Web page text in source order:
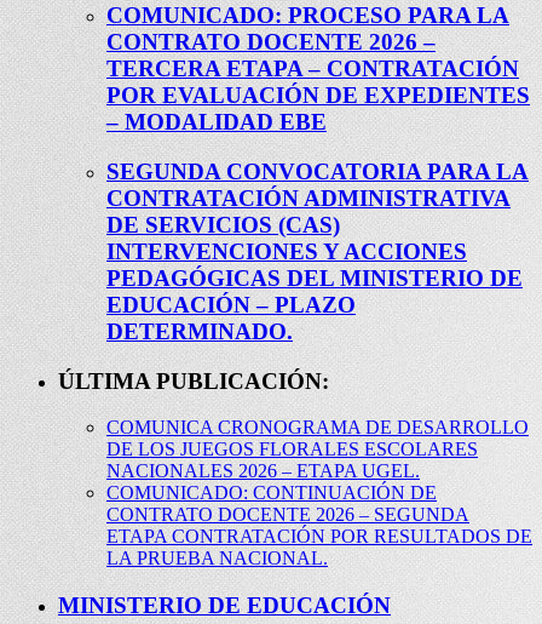
COMUNICADO: PROCESO PARA LA
CONTRATO DOCENTE 2026 –
TERCERA ETAPA – CONTRATACIÓN
POR EVALUACIÓN DE EXPEDIENTES
– MODALIDAD EBE
SEGUNDA CONVOCATORIA PARA LA
CONTRATACIÓN ADMINISTRATIVA
DE SERVICIOS (CAS)
INTERVENCIONES Y ACCIONES
PEDAGÓGICAS DEL MINISTERIO DE
EDUCACIÓN – PLAZO
DETERMINADO.
ÚLTIMA PUBLICACIÓN:
COMUNICA CRONOGRAMA DE DESARROLLO
DE LOS JUEGOS FLORALES ESCOLARES
NACIONALES 2026 – ETAPA UGEL.
COMUNICADO: CONTINUACIÓN DE
CONTRATO DOCENTE 2026 – SEGUNDA
ETAPA CONTRATACIÓN POR RESULTADOS DE
LA PRUEBA NACIONAL.
MINISTERIO DE EDUCACIÓN